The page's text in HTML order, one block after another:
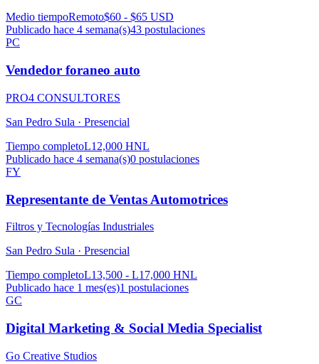
Medio tiempoRemoto$60 - $65 USD
Publicado hace 4 semana(s)43 postulaciones
PC
Vendedor foraneo auto
PRO4 CONSULTORES
San Pedro Sula · Presencial
Tiempo completoL12,000 HNL
Publicado hace 4 semana(s)0 postulaciones
FY
Representante de Ventas Automotrices
Filtros y Tecnologías Industriales
San Pedro Sula · Presencial
Tiempo completoL13,500 - L17,000 HNL
Publicado hace 1 mes(es)1 postulaciones
GC
Digital Marketing & Social Media Specialist
Go Creative Studios